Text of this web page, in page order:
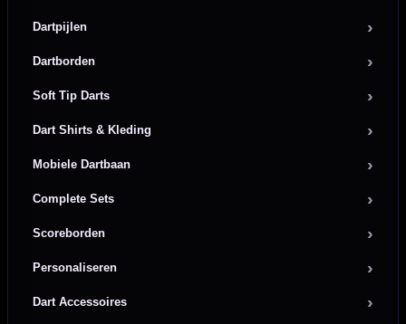
Dartpijlen
Dartborden
Soft Tip Darts
Dart Shirts & Kleding
Mobiele Dartbaan
Complete Sets
Scoreborden
Personaliseren
Dart Accessoires